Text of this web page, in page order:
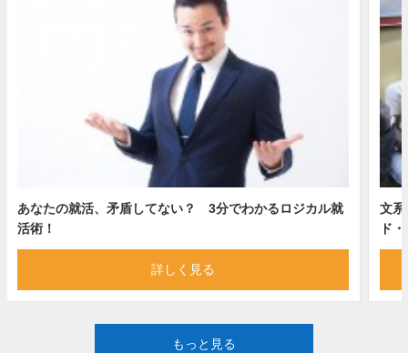
あなたの就活、矛盾してない？ 3分でわかるロジカル就
活術！
詳しく見る
文
ド
もっと見る